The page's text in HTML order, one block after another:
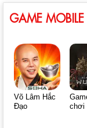
GAME
Võ Lâm Hắc
Đạo
chơi